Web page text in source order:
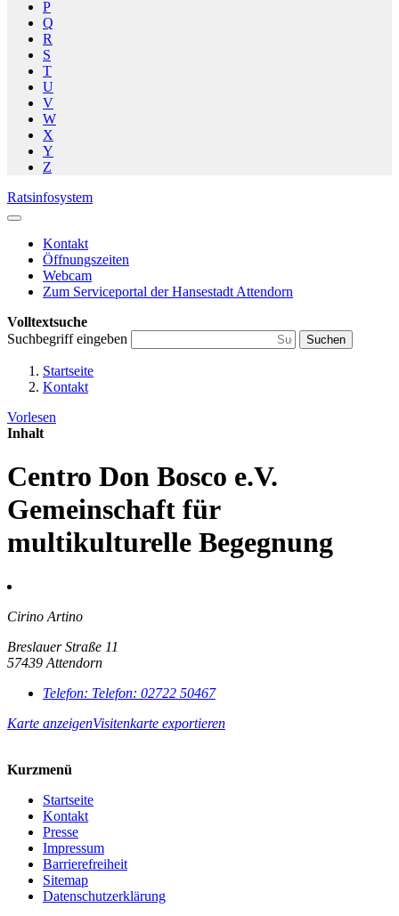
P
Q
R
S
T
U
V
W
X
Y
Z
Ratsinfosystem
Kontakt
Öffnungszeiten
Webcam
Zum Serviceportal der Hansestadt Attendorn
Volltextsuche
Suchbegriff eingeben
Suchen
Startseite
Kontakt
Vorlesen
Inhalt
Centro Don Bosco e.V.
Gemeinschaft für
multikulturelle Begegnung
Cirino Artino
Breslauer Straße 11
57439 Attendorn
Telefon: Telefon: 02722 50467
Karte anzeigenVisitenkarte exportieren
Kurzmenü
Startseite
Kontakt
Presse
Impressum
Barrierefreiheit
Sitemap
Datenschutzerklärung